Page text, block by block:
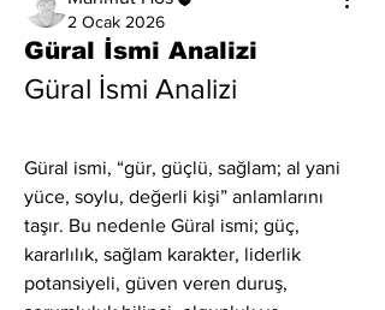
2 Ocak 2026
Güral İsmi Analizi
Güral İsmi Analizi
Güral ismi, “gür, güçlü, sağlam; al yani
yüce, soylu, değerli kişi” anlamlarını
taşır. Bu nedenle Güral ismi; güç,
kararlılık, sağlam karakter, liderlik
potansiyeli, güven veren duruş,